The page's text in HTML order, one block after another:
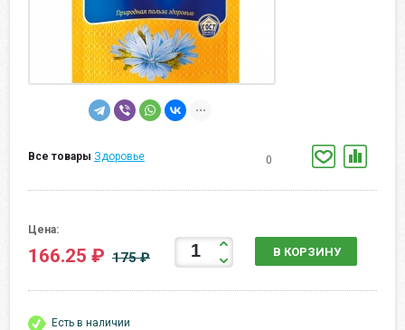
Все товары Здоровье 0
Цена:
166.25 ₽ 175 ₽ В КОРЗИНУ
Есть в наличии